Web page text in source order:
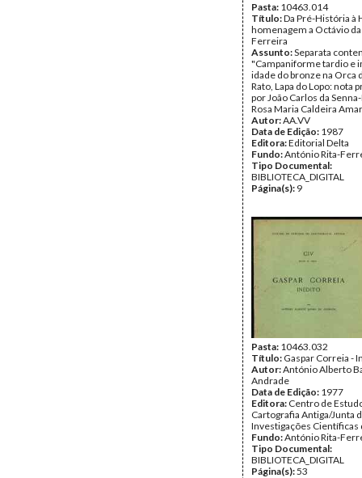
Pasta: 10463.014
Título:Da Pré-História à
homenagem a Octávio da
Ferreira
Assunto:Separata
"Campaniforme tardio e
idade do bronze na Orca
Rato, Lapa do Lopo: nota
por João Carlos da
Rosa Maria Caldeira
Autor:AA.VV
Data de Edição: 1987
Editora:Editorial Delta
Fundo:António Rita-
Tipo Documental:
BIBLIOTECA_DIGITAL
Página(s): 9
Pasta: 10463.032
Título: Gaspar Correia -
Autor:António Alberto
Andrade
Data de Edição: 1977
Editora: Centro de
Cartografia Antiga/Junta
Investigações
Fundo:António Rita-
Tipo Documental:
BIBLIOTECA_DIGITAL
Página(s):53